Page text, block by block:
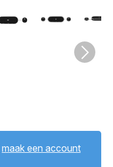
maak een account